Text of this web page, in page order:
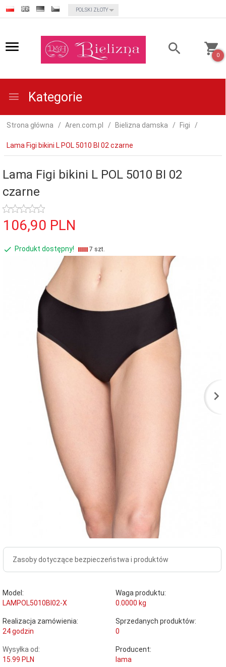
currency_h
POLSKI ZŁOTY
0
Kategorie
Strona główna Aren.com.pl Bielizna damska Figi
Lama Figi bikini L POL 5010 BI 02 czarne
Lama Figi bikini L POL 5010 BI 02
czarne
106,90 PLN
Produkt dostępny! 7 szt.
Zasoby dotyczące bezpieczeństwa i produktów
Model:
LAMPOL5010BI02-X
Waga produktu:
0.0000 kg
Realizacja zamówienia:
24 godzin
Sprzedanych produktów:
0
Wysyłka od:
15.99 PLN
Producent:
lama